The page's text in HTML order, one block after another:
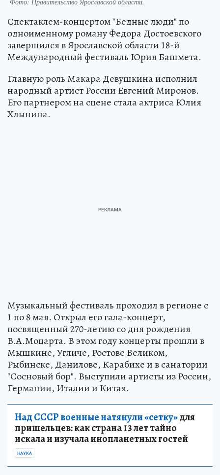
Спектаклем-концертом "Бедные люди" по
одноименному роману Федора Достоевского
завершился в Ярославской области 18-й
Международный фестиваль Юрия Башмета.
Главную роль Макара Девушкина исполнил
народный артист России Евгений Миронов.
Его партнером на сцене стала актриса Юлия
Хлынина.
Музыкальный фестиваль проходил в регионе с
1 по 8 мая. Открыл его гала-концерт,
посвященный 270-летию со дня рождения
В.А.Моцарта. В этом году концерты прошли в
Мышкине, Угличе, Ростове Великом,
Рыбинске, Данилове, Карабихе и в санатории
"Сосновый бор". Выступили артисты из России,
Германии, Италии и Китая.
Над СССР военные натянули «сетку»для
пришельцев: как страна 13 лет тайно
искала и изучала инопланетных гостей
НАУКА